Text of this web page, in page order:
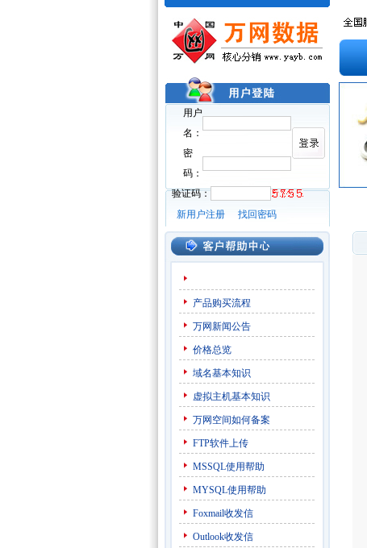
用户
名：
密
码：
验证码：
新用户注册
找回密码
产品购买流程
万网新闻公告
价格总览
域名基本知识
虚拟主机基本知识
万网空间如何备案
FTP软件上传
MSSQL使用帮助
MYSQL使用帮助
Foxmail收发信
Outlook收发信